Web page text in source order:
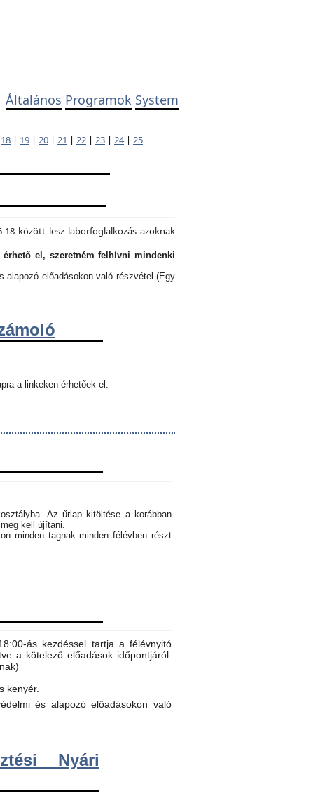
Általános Programok System
18 | 19 | 20 | 21 | 22 | 23 | 24| 25
között lesz laborfoglalkozás azoknak
érhető el, szeretném felhívni mindenki
alapozó előadásokon való részvétel (Egy
a linkeken érhetőek el.
Az űrlap kitöltése a korábban
kell újítani.
minden tagnak minden félévben részt
ás kezdéssel tartja a félévnyitó
a kötelező előadások időpontjáról.
kenyér.
és alapozó előadásokon való
Nyári